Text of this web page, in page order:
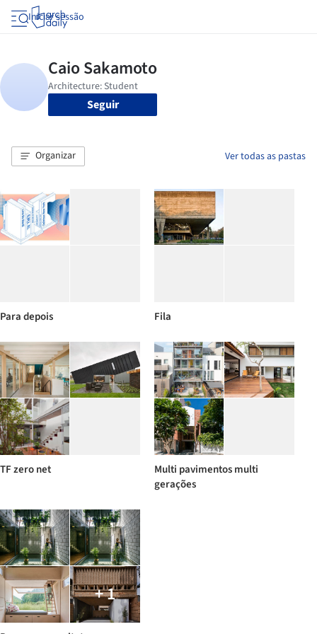
Iniciar sessão
Seguir
Organizar Ver todas as pastas
Para depois Fila
TF zero net
Multi pavimentos multi
gerações
+ 1